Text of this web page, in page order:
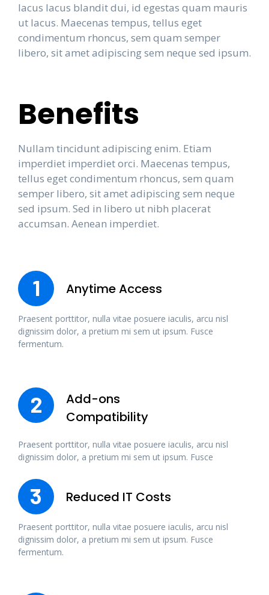
lacus lacus blandit dui, id egestas quam mauris
ut lacus. Maecenas tempus, tellus eget
condimentum rhoncus, sem quam semper
libero, sit amet adipiscing sem neque sed ipsum.
Benefits
Nullam tincidunt adipiscing enim. Etiam
imperdiet imperdiet orci. Maecenas tempus,
tellus eget condimentum rhoncus, sem quam
semper libero, sit amet adipiscing sem neque
sed ipsum. Sed in libero ut nibh placerat
accumsan. Aenean imperdiet.
1 Anytime Access
Praesent porttitor, nulla vitae posuere iaculis, arcu nisl
dignissim dolor, a pretium mi sem ut ipsum. Fusce
fermentum.
2
Add-ons
Compatibility
Praesent porttitor, nulla vitae posuere iaculis, arcu nisl
dignissim dolor, a pretium mi sem ut ipsum. Fusce
3 Reduced IT Costs
Praesent porttitor, nulla vitae posuere iaculis, arcu nisl
dignissim dolor, a pretium mi sem ut ipsum. Fusce
fermentum.